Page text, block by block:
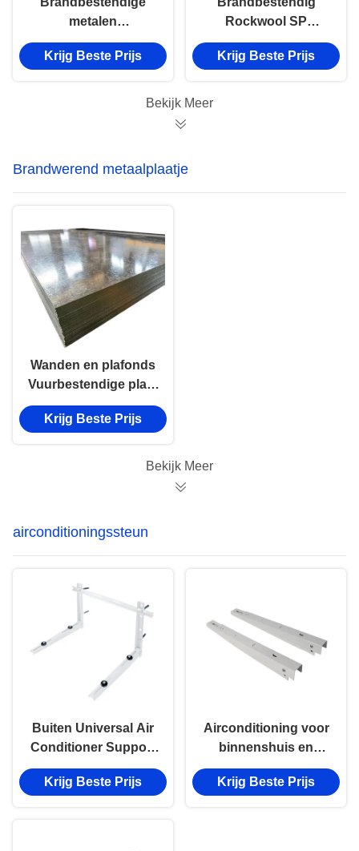
metalen
bevestigingsbeugels
Rockwool-beugels
Krijg Beste Prijs
Rockwool SP
Bevestigingsbeugels
Chemisch bestand
Krijg Beste Prijs
Bekijk Meer
Brandwerend metaalplaatje
Wanden en plafonds
Vuurbestendige plaat
1000°C
Vuurbestendige plaat
Krijg Beste Prijs
Bekijk Meer
airconditioningssteun
Buiten Universal Air
Conditioner Support
Window Ac Unit
Support Bracket
Krijg Beste Prijs
Airconditioning voor
binnenshuis en
buiten
Krijg Beste Prijs